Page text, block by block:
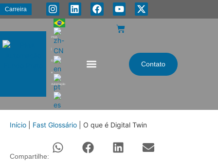
Carreira
PMA
|
Energia
e
Automação
Contato
Início Fast Glossário O que é Digital Twin
Compartilhe: